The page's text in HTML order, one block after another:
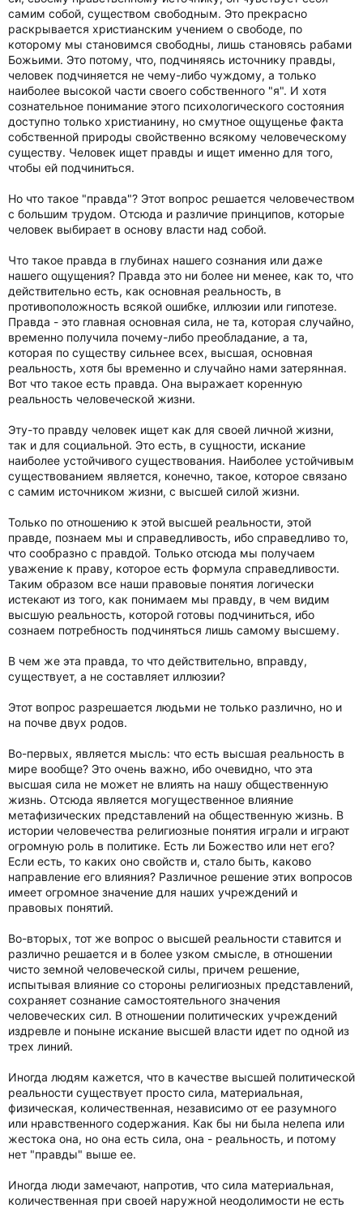
самим собой, существом свободным. Это прекрасно
раскрывается христианским учением о свободе, по
которому мы становимся свободны, лишь становясь рабами
Божьими. Это потому, что, подчиняясь источнику правды,
человек подчиняется не чему-либо чуждому, а только
наиболее высокой части своего собственного "я". И хотя
сознательное понимание этого психологического состояния
доступно только христианину, но смутное ощущенье факта
собственной природы свойственно всякому человеческому
существу. Человек ищет правды и ищет именно для того,
чтобы ей подчиниться.
Но что такое "правда"? Этот вопрос решается человечеством
с большим трудом. Отсюда и различие принципов, которые
человек выбирает в основу власти над собой.
Что такое правда в глубинах нашего сознания или даже
нашего ощущения? Правда это ни более ни менее, как то, что
действительно есть, как основная реальность, в
противоположность всякой ошибке, иллюзии или гипотезе.
Правда - это главная основная сила, не та, которая случайно,
временно получила почему-либо преобладание, а та,
которая по существу сильнее всех, высшая, основная
реальность, хотя бы временно и случайно нами затерянная.
Вот что такое есть правда. Она выражает коренную
реальность человеческой жизни.
Эту-то правду человек ищет как для своей личной жизни,
так и для социальной. Это есть, в сущности, искание
наиболее устойчивого существования. Наиболее устойчивым
существованием является, конечно, такое, которое связано
с самим источником жизни, с высшей силой жизни.
Только по отношению к этой высшей реальности, этой
правде, познаем мы и справедливость, ибо справедливо то,
что сообразно с правдой. Только отсюда мы получаем
уважение к праву, которое есть формула справедливости.
Таким образом все наши правовые понятия логически
истекают из того, как понимаем мы правду, в чем видим
высшую реальность, которой готовы подчиниться, ибо
сознаем потребность подчиняться лишь самому высшему.
В чем же эта правда, то что действительно, вправду,
существует, а не составляет иллюзии?
Этот вопрос разрешается людьми не только различно, но и
на почве двух родов.
Во-первых, является мысль: что есть высшая реальность в
мире вообще? Это очень важно, ибо очевидно, что эта
высшая сила не может не влиять на нашу общественную
жизнь. Отсюда является могущественное влияние
метафизических представлений на общественную жизнь. В
истории человечества религиозные понятия играли и играют
огромную роль в политике. Есть ли Божество или нет его?
Если есть, то каких оно свойств и, стало быть, каково
направление его влияния? Различное решение этих вопросов
имеет огромное значение для наших учреждений и
правовых понятий.
Во-вторых, тот же вопрос о высшей реальности ставится и
различно решается и в более узком смысле, в отношении
чисто земной человеческой силы, причем решение,
испытывая влияние со стороны религиозных представлений,
сохраняет сознание самостоятельного значения
человеческих сил. В отношении политических учреждений
издревле и поныне искание высшей власти идет по одной из
трех линий.
Иногда людям кажется, что в качестве высшей политической
реальности существует просто сила, материальная,
физическая, количественная, независимо от ее разумного
или нравственного содержания. Как бы ни была нелепа или
жестока она, но она есть сила, она - реальность, и потому
нет "правды" выше ее.
Иногда люди замечают, напротив, что сила материальная,
количественная при своей наружной неодолимости не есть